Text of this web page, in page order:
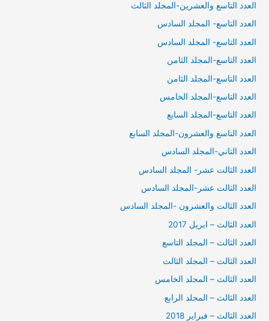
العدد التاسع والعشرين-المجلد الثالث
العدد التاسع- المجلد السادس
العدد التاسع- المجلد السادس
العدد التاسع-المجلد الثامن
العدد التاسع-المجلد الثامن
العدد التاسع-المجلد الخامس
العدد التاسع-المجلد السابع
العدد التاسغ والعشرون-المجلد السابع
العدد التاني-المجلد السادس
العدد الثالت عشر- المجلد السادس
العدد الثالت عشر-المجلد السادس
العدد الثالت والعشرون -المجلد السادس
العدد الثالث – ابريل 2017
العدد الثالث – المجلد التاسع
العدد الثالث – المجلد الثالث
العدد الثالث – المجلد الخامس
العدد الثالث – المجلد الرابع
العدد الثالث – فبراير 2018